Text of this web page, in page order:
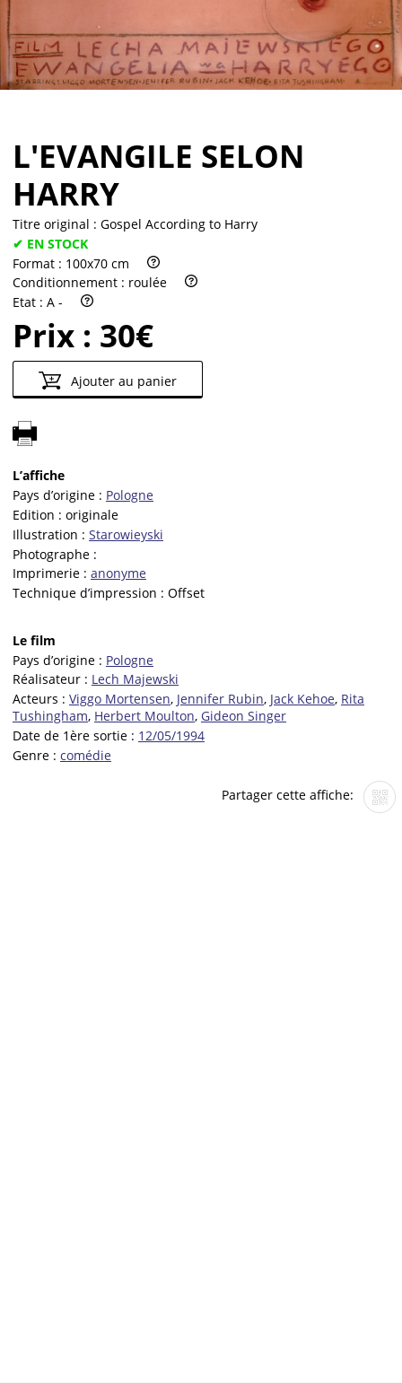
Vendre
L'EVANGILE SELON
HARRY
Titre original : Gospel According to Harry
✔ EN STOCK
Format : 100x70 cm
Conditionnement : roulée
Etat : A -
Prix : 30€
Ajouter au panier
L’affiche
Pays d’origine : Pologne
Edition : originale
Illustration : Starowieyski
Photographe :
Imprimerie : anonyme
Technique d’impression : Offset
Le film
Pays d’origine : Pologne
Réalisateur : Lech Majewski
Acteurs : Viggo Mortensen, Jennifer Rubin, Jack Kehoe, Rita
Tushingham, Herbert Moulton, Gideon Singer
Date de 1ère sortie : 12/05/1994
Genre : comédie
Partager cette affiche: